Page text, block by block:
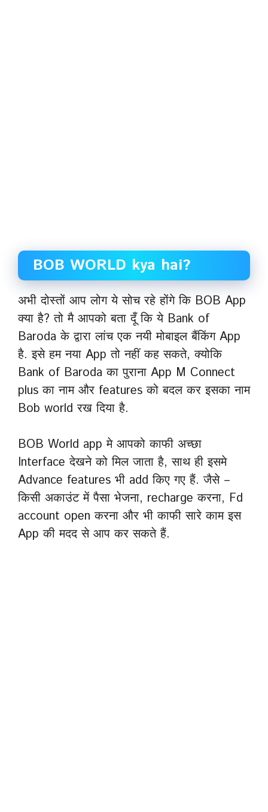
BOB WORLD kya hai?
अभी दोस्तों आप लोग ये सोच रहे होंगे कि BOB App
क्या है? तो मै आपको बता दूँ कि ये Bank of
Baroda के द्वारा लांच एक नयी मोबाइल बैंकिंग App
है. इसे हम नया App तो नहीं कह सकते, क्योकि
Bank of Baroda का पुराना App M Connect
plus का नाम और features को बदल कर इसका नाम
Bob world रख दिया है.
BOB World app मे आपको काफी अच्छा
Interface देखने को मिल जाता है, साथ ही इसमे
Advance features भी add किए गए हैं. जैसे –
किसी अकाउंट में पैसा भेजना, recharge करना, Fd
account open करना और भी काफी सारे काम इस
App की मदद से आप कर सकते हैं.